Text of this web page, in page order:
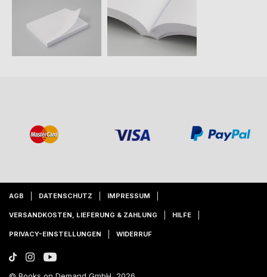
AGB DATENSCHUTZ IMPRESSUM
VERSANDKOSTEN, LIEFERUNG & ZAHLUNG HILFE
PRIVACY-EINSTELLUNGEN WIDERRUF